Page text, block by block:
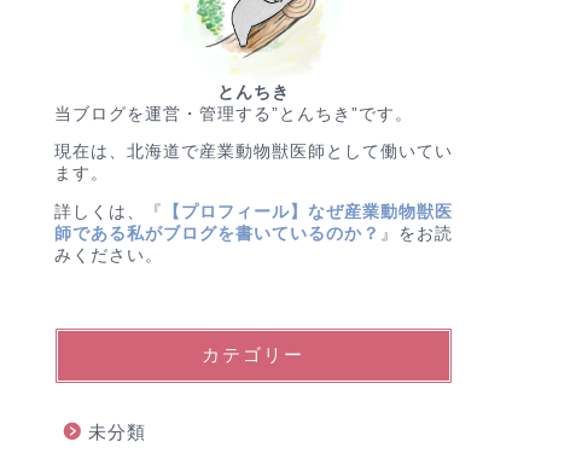
とんちき
当ブログを運営・管理する”とんちき”です。
現在は、北海道で産業動物獣医師として働いてい
ます。
詳しくは、『
【プロフィール】なぜ産業動物獣医
師である私がブログを書いているのか？ 』をお読
みください。
カテゴリー
未分類